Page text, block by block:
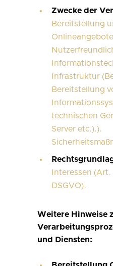
Zwecke der
Bereitstellung
Infrastruktur
Bereitstellung
technischen
Server etc.).).
Interessen (Art.
DSGVO).
Weitere Hinweise
und Diensten: